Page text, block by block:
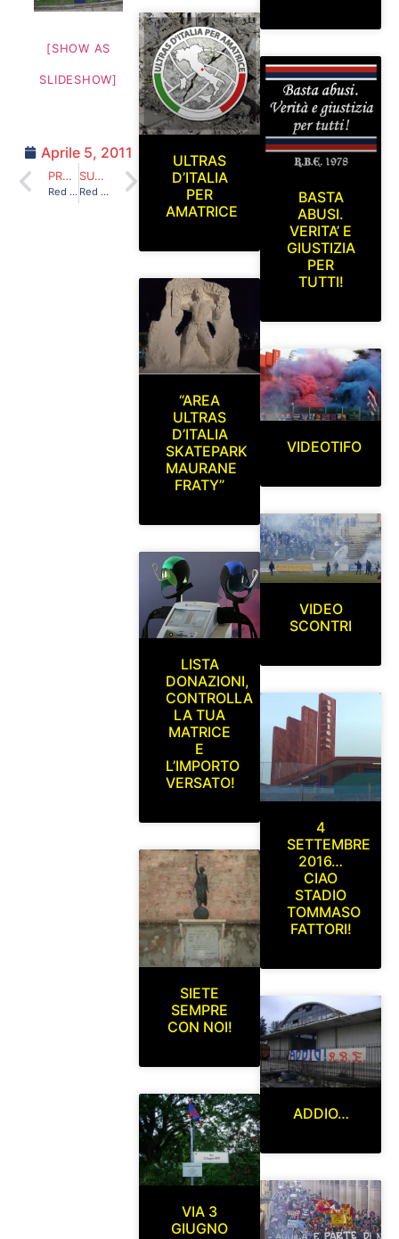
[SHOW AS
SLIDESHOW]
Aprile 5, 2011
PRECEDENTE
Red Blue Eagles L’Aquila 1978 nell’allenamento dell’Aquila calcio 1927 (al campo federale dell’Aquila) sabato 21/05/2011
SUCCESSIVO
Red Blue Eagles L’Aquila 1978 in curva sud (L’Aquila-Sangiovannese) 06/02/2011
ULTRAS
D’ITALIA
PER
AMATRICE
“AREA
ULTRAS
D’ITALIA
SKATEPARK
MAURANE
FRATY”
LISTA
DONAZIONI,
CONTROLLA
LA TUA
MATRICE
E
L’IMPORTO
VERSATO!
SIETE
SEMPRE
CON NOI!
VIA 3
GIUGNO
BASTA
ABUSI.
VERITA’ E
GIUSTIZIA
PER
TUTTI!
VIDEOTIFO
VIDEO
SCONTRI
4
SETTEMBRE
2016…
CIAO
STADIO
TOMMASO
FATTORI!
ADDIO…